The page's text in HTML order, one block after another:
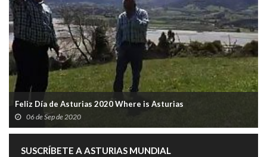
Feliz Día de Asturias 2020 Where is Asturias
06 de Sep de 2020
SUSCRÍBETE A ASTURIAS MUNDIAL